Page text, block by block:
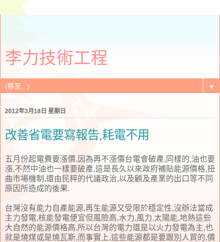
李力技術工程
▼
2012年3月18日 星期日
改善省電要寫報告,耗電不用
五月份起電費要漲價,因為再不漲價台電會破產,同樣的,油也要
漲,不然中油也一樣要破產,這是長久以來政府補貼能源價格,扭
曲市場機制,還由民粹的代議政治,以及顧及產業的出口等不同
原因所造成的後果.
台灣沒有能力自產能源,再生能源又受限於穩定性,沒辦法當成
主力發電,核能發電便宜但風險高,水力,風力,太陽能,地熱這些
大自然的能源價格高,所以台灣的電力還是以火力發電為主,也
就是燒煤或是燒瓦斯,而事實上,這些能源都是要跟別人買的,價